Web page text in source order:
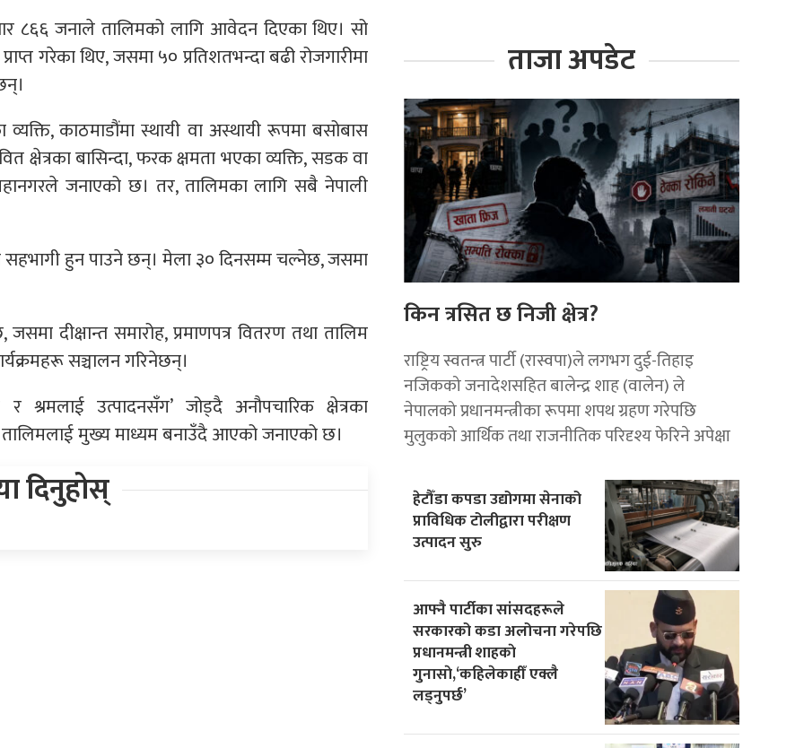
८६६ जनाले तालिमको लागि आवेदन दिएका थिए। सो
गरेका थिए, जसमा ५० प्रतिशतभन्दा बढी रोजगारीमा
काठमाडौंमा स्थायी वा अस्थायी रूपमा बसोबास
क्षेत्रका बासिन्दा, फरक क्षमता भएका व्यक्ति, सडक वा
जनाएको छ। तर, तालिमका लागि सबै नेपाली
सहभागी हुन पाउने छन्। मेला ३० दिनसम्म चल्नेछ, जसमा
दीक्षान्त समारोह, प्रमाणपत्र वितरण तथा तालिम
सञ्चालन गरिनेछन्।
श्रमलाई उत्पादनसँग’ जोड्दै अनौपचारिक क्षेत्रका
तालिमलाई मुख्य माध्यम बनाउँदै आएको जनाएको छ।
दिनुहोस्
ताजा अपडेट
किन त्रसित छ निजी क्षेत्र?
राष्ट्रिय स्वतन्त्र पार्टी (रास्वपा)ले लगभग दुई-तिहाइ
नजिकको जनादेशसहित बालेन्द्र शाह (वालेन) ले
नेपालको प्रधानमन्त्रीका रूपमा शपथ ग्रहण गरेपछि
मुलुकको आर्थिक तथा राजनीतिक परिदृश्य फेरिने अपेक्षा
हेटौँडा कपडा उद्योगमा सेनाको
प्राविधिक टोलीद्वारा परीक्षण
उत्पादन सुरु
आफ्नै पार्टीका सांसदहरूले
सरकारको कडा अलोचना गरेपछि
प्रधानमन्त्री शाहकाे
गुनासाे,‘कहिलेकाहीँ एक्लै
लड्नुपर्छ’